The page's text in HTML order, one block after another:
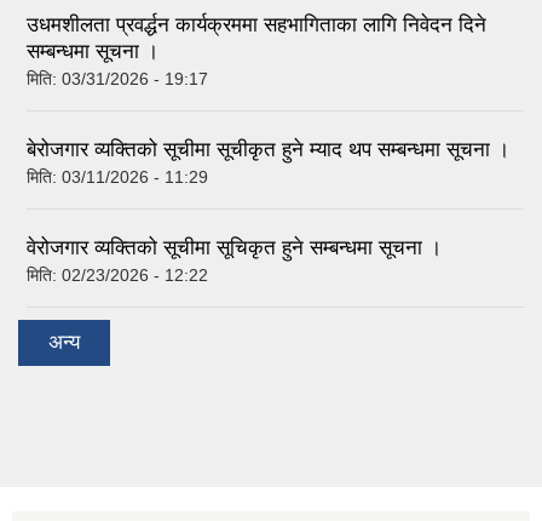
उधमशीलता प्रवर्द्धन कार्यक्रममा सहभागिताका लागि निवेदन दिने
सम्बन्धमा सूचना ।
मिति: 03/31/2026 - 19:17
बेरोजगार व्यक्तिको सूचीमा सूचीकृत हुने म्याद थप सम्बन्धमा सूचना ।
मिति: 03/11/2026 - 11:29
वेरोजगार व्यक्तिको सूचीमा सूचिकृत हुने सम्बन्धमा सूचना ।
मिति: 02/23/2026 - 12:22
अन्य